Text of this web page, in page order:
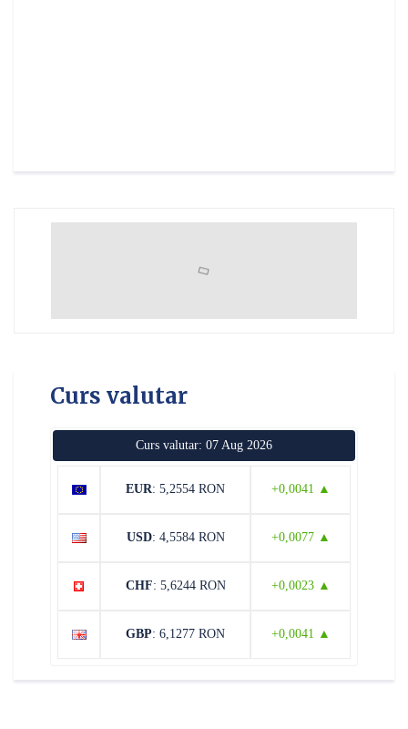
Curs valutar
Curs valutar: 07 Aug 2026
EUR: 5,2554 RON +0,0041 ▲
USD: 4,5584 RON +0,0077 ▲
CHF: 5,6244 RON +0,0023 ▲
GBP: 6,1277 RON +0,0041 ▲